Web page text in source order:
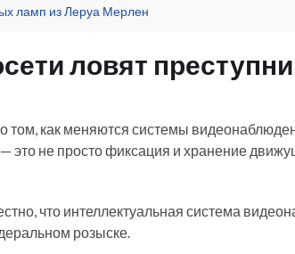
ламп из Леруа Мерлен
ловят
том, как меняются системы
это не просто фиксация и хранение
что интеллектуальная система
розыске.